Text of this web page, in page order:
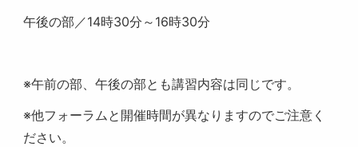
午後の部／14時30分～ 16時30分
※午前の部、午後の部とも講習内容は同じです。
※他フォーラムと開催時間が異なりますのでご注意く
ださい。